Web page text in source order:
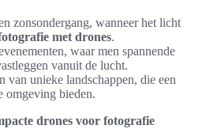
zonsondergang, wanneer het licht
met drones.
waar men spannende
vanuit de lucht.
van unieke landschappen, die een
omgeving bieden.
drones voor fotografie